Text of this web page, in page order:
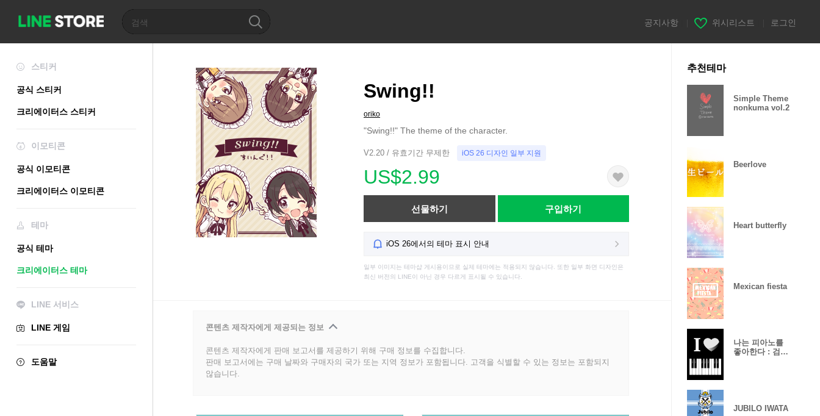
공지사항 위시리스트 로그인
스티커
공식 스티커
크리에이터스 스티커
이모티콘
공식 이모티콘
크리에이터스 이모티콘
테마
공식 테마
크리에이터스 테마
LINE 서비스
LINE 게임
도움말
Swing!!
oriko
"Swing!!" The theme of the character.
V2.20 / 유효기간 무제한 iOS 26 디자인 일부 지원
US$2.99
선물하기 구입하기
iOS 26에서의 테마 표시 안내
일부 이미지는 테마샵 게시용이므로 실제 테마에는 적용되지 않습니다. 또한 일부 화면 디자인은
최신 버전의 LINE이 아닌 경우 다르게 표시될 수 있습니다.
콘텐츠 제작자에게 제공되는 정보
콘텐츠 제작자에게 판매 보고서를 제공하기 위해 구매 정보를 수집합니다.
판매 보고서에는 구매 날짜와 구매자의 국가 또는 지역 정보가 포함됩니다. 고객을 식별할 수 있는 정보는 포함되지
않습니다.
추천테마
Simple Theme
nonkuma vol.2
Beerlove
Heart butterfly
Mexican fiesta
나는 피아노를
좋아한다 : 검
JUBILO IWATA